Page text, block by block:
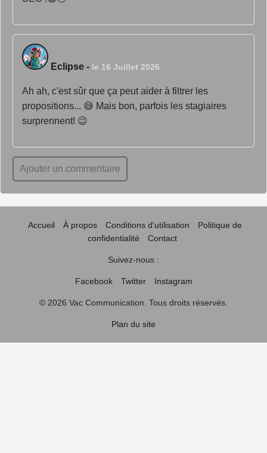
Eclipse - le 16 Juillet 2026
Ah ah, c'est sûr que ça peut aider à filtrer les
propositions... 😅 Mais bon, parfois les stagiaires
surprennent! 😉
Ajouter un commentaire
Accueil À propos Conditions d'utilisation
Politique de
confidentialité
Contact
Suivez-nous :
Facebook Twitter Instagram
© 2026 Vac Communication. Tous droits réservés.
Plan du site